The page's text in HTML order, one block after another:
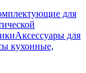
для
Аксессуары для
кухонные,